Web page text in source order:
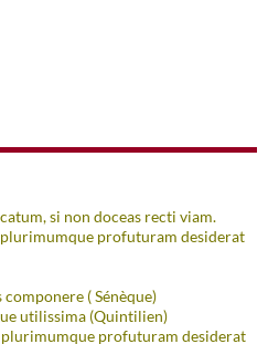
si non doceas recti viam.
profuturam desiderat
( Sénèque)
utilissima (Quintilien)
profuturam desiderat